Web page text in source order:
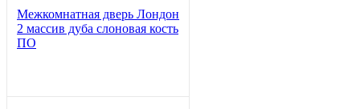
Межкомнатная дверь Лондон
2 массив дуба слоновая кость
ПО